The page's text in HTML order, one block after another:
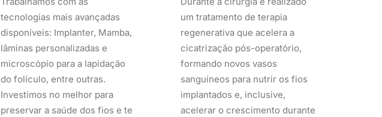
tecnologias mais avançadas
disponíveis: Implanter, Mamba,
lâminas personalizadas e
microscópio para a lapidação
do folículo, entre outras.
Investimos no melhor para
preservar a saúde dos fios e te
um tratamento de terapia
regenerativa que acelera a
cicatrização pós-operatório,
formando novos vasos
sanguíneos para nutrir os fios
implantados e, inclusive,
acelerar o crescimento durante